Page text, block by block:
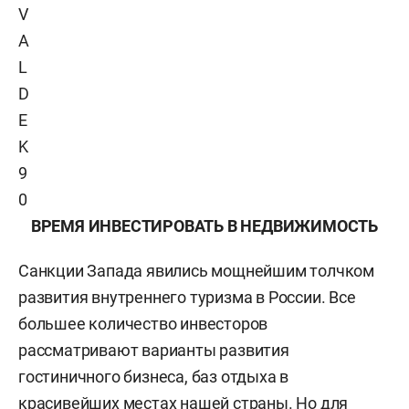
V
A
L
D
E
K
9
0
ВРЕМЯ ИНВЕСТИРОВАТЬ В НЕДВИЖИМОСТЬ
Санкции Запада явились мощнейшим толчком
развития внутреннего туризма в России. Все
большее количество инвесторов
рассматривают варианты развития
гостиничного бизнеса, баз отдыха в
красивейших местах нашей страны. Но для